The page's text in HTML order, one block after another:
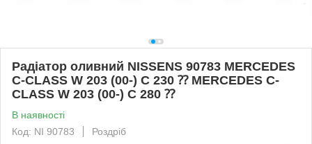
Радіатор оливний NISSENS 90783 MERCEDES
C-CLASS W 203 (00-) C 230 ⁇ MERCEDES C-
CLASS W 203 (00-) C 280 ⁇
В наявності
Код: NI 90783
Роздріб